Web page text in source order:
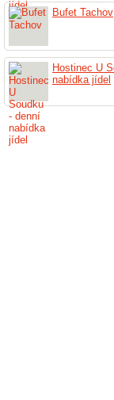
Bufet Tachov
Hostinec U
nabídka jídel